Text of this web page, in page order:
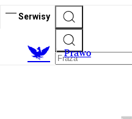
Serwisy
Prawo